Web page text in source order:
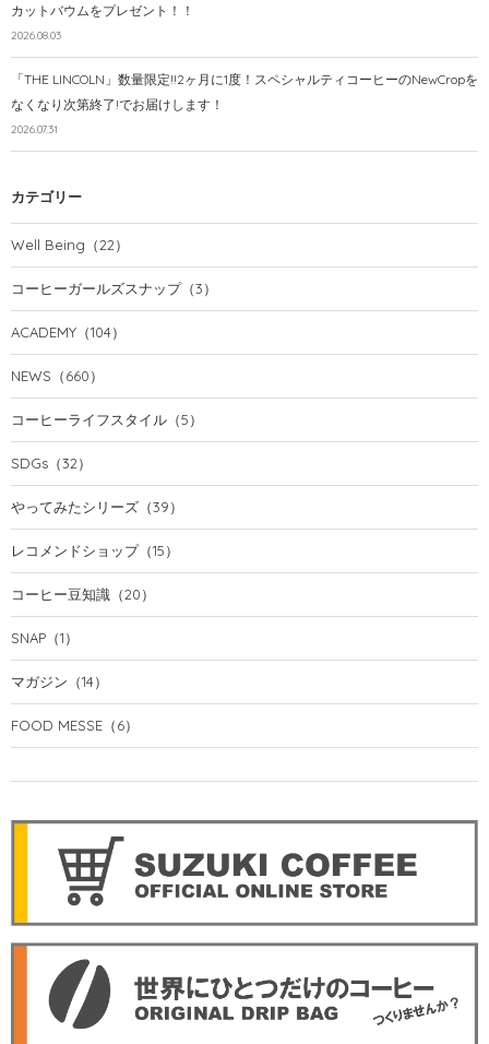
カットバウムをプレゼント！！
2026.08.03
「THE LINCOLN」数量限定!!2ヶ月に1度！スペシャルティコーヒーのNewCropを
なくなり次第終了!でお届けします！
2026.07.31
カテゴリー
Well Being （22）
コーヒーガールズスナップ（3）
ACADEMY （104）
NEWS （660）
コーヒーライフスタイル （5）
SDGs （32）
やってみたシリーズ （39）
レコメンドショップ（15）
コーヒー豆知識 （20）
SNAP （1）
マガジン （14）
FOOD MESSE （6）